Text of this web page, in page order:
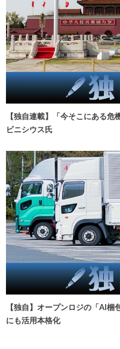
【独自連載】「今そこにある
ビニシウス氏
【独自】オープンロジの「AI
にも活用本格化